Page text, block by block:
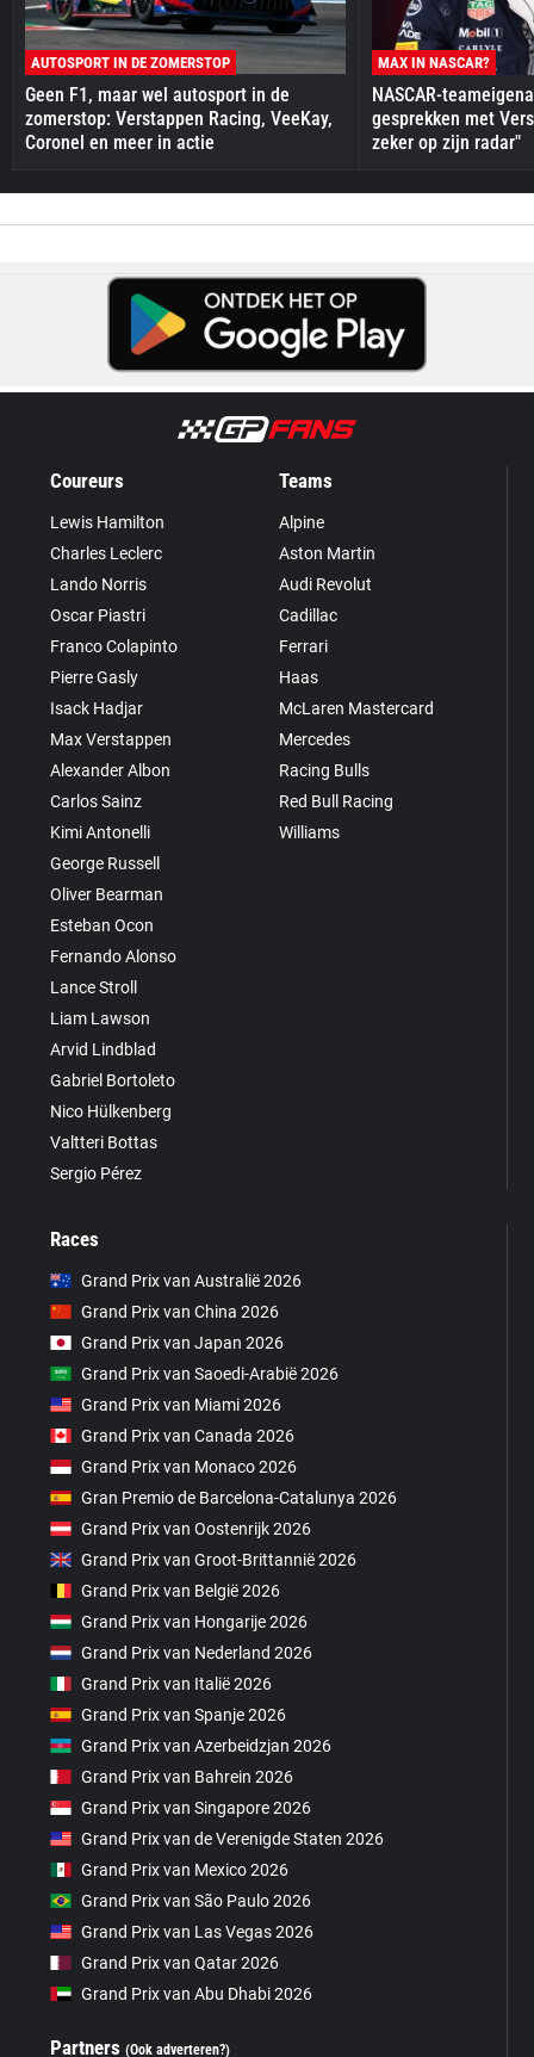
AUTOSPORT IN DE ZOMERSTOP
Geen F1, maar wel autosport in de
zomerstop: Verstappen Racing, VeeKay,
Coronel en meer in actie
MAX IN NASCAR?
NASCAR-
gesprekken met
zeker op zijn radar"
Coureurs
Lewis Hamilton
Charles Leclerc
Lando Norris
Oscar Piastri
Franco Colapinto
Pierre Gasly
Isack Hadjar
Max Verstappen
Alexander Albon
Carlos Sainz
Kimi Antonelli
George Russell
Oliver Bearman
Esteban Ocon
Fernando Alonso
Lance Stroll
Liam Lawson
Arvid Lindblad
Gabriel Bortoleto
Nico Hülkenberg
Valtteri Bottas
Sergio Pérez
Teams
Alpine
Aston Martin
Audi Revolut
Cadillac
Ferrari
Haas
McLaren Mastercard
Mercedes
Racing Bulls
Red Bull Racing
Williams
Races
Grand Prix van Australië 2026
Grand Prix van China 2026
Grand Prix van Japan 2026
Grand Prix van Saoedi-Arabië 2026
Grand Prix van Miami 2026
Grand Prix van Canada 2026
Grand Prix van Monaco 2026
Gran Premio de Barcelona-Catalunya 2026
Grand Prix van Oostenrijk 2026
Grand Prix van Groot-Brittannië 2026
Grand Prix van België 2026
Grand Prix van Hongarije 2026
Grand Prix van Nederland 2026
Grand Prix van Italië 2026
Grand Prix van Spanje 2026
Grand Prix van Azerbeidzjan 2026
Grand Prix van Bahrein 2026
Grand Prix van Singapore 2026
Grand Prix van de Verenigde Staten 2026
Grand Prix van Mexico 2026
Grand Prix van São Paulo 2026
Grand Prix van Las Vegas 2026
Grand Prix van Qatar 2026
Grand Prix van Abu Dhabi 2026
Partners(Ook adverteren?)